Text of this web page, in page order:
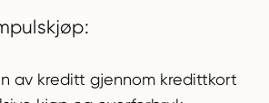
av kreditt gjennom kredittkort